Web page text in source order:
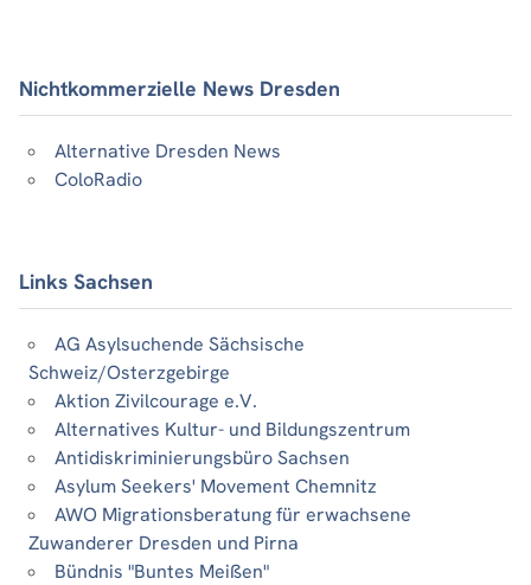
Nichtkommerzielle News Dresden
Alternative Dresden News
ColoRadio
Links Sachsen
AG Asylsuchende Sächsische
Schweiz/Osterzgebirge
Aktion Zivilcourage e.V.
Alternatives Kultur- und Bildungszentrum
Antidiskriminierungsbüro Sachsen
Asylum Seekers' Movement Chemnitz
AWO Migrationsberatung für erwachsene
Zuwanderer Dresden und Pirna
Bündnis "Buntes Meißen"